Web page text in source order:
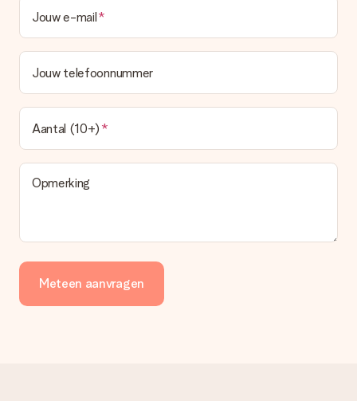
Jouw e-mail
Jouw telefoonnummer
Aantal (10+)
Opmerking
Meteen aanvragen